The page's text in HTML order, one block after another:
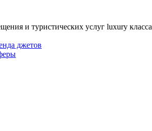
и туристических услуг luxury класса
джетов